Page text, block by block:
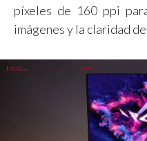
píxeles de 160 ppi
imágenes y la claridad